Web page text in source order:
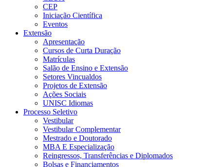
CEP
Iniciação Científica
Eventos
Extensão
Apresentação
Cursos de Curta Duração
Matrículas
Salão de Ensino e Extensão
Setores Vincualdos
Projetos de Extensão
Ações Sociais
UNISC Idiomas
Processo Seletivo
Vestibular
Vestibular Complementar
Mestrado e Doutorado
MBA E Especialização
Reingressos, Transferências e Diplomados
Bolsas e Financiamentos